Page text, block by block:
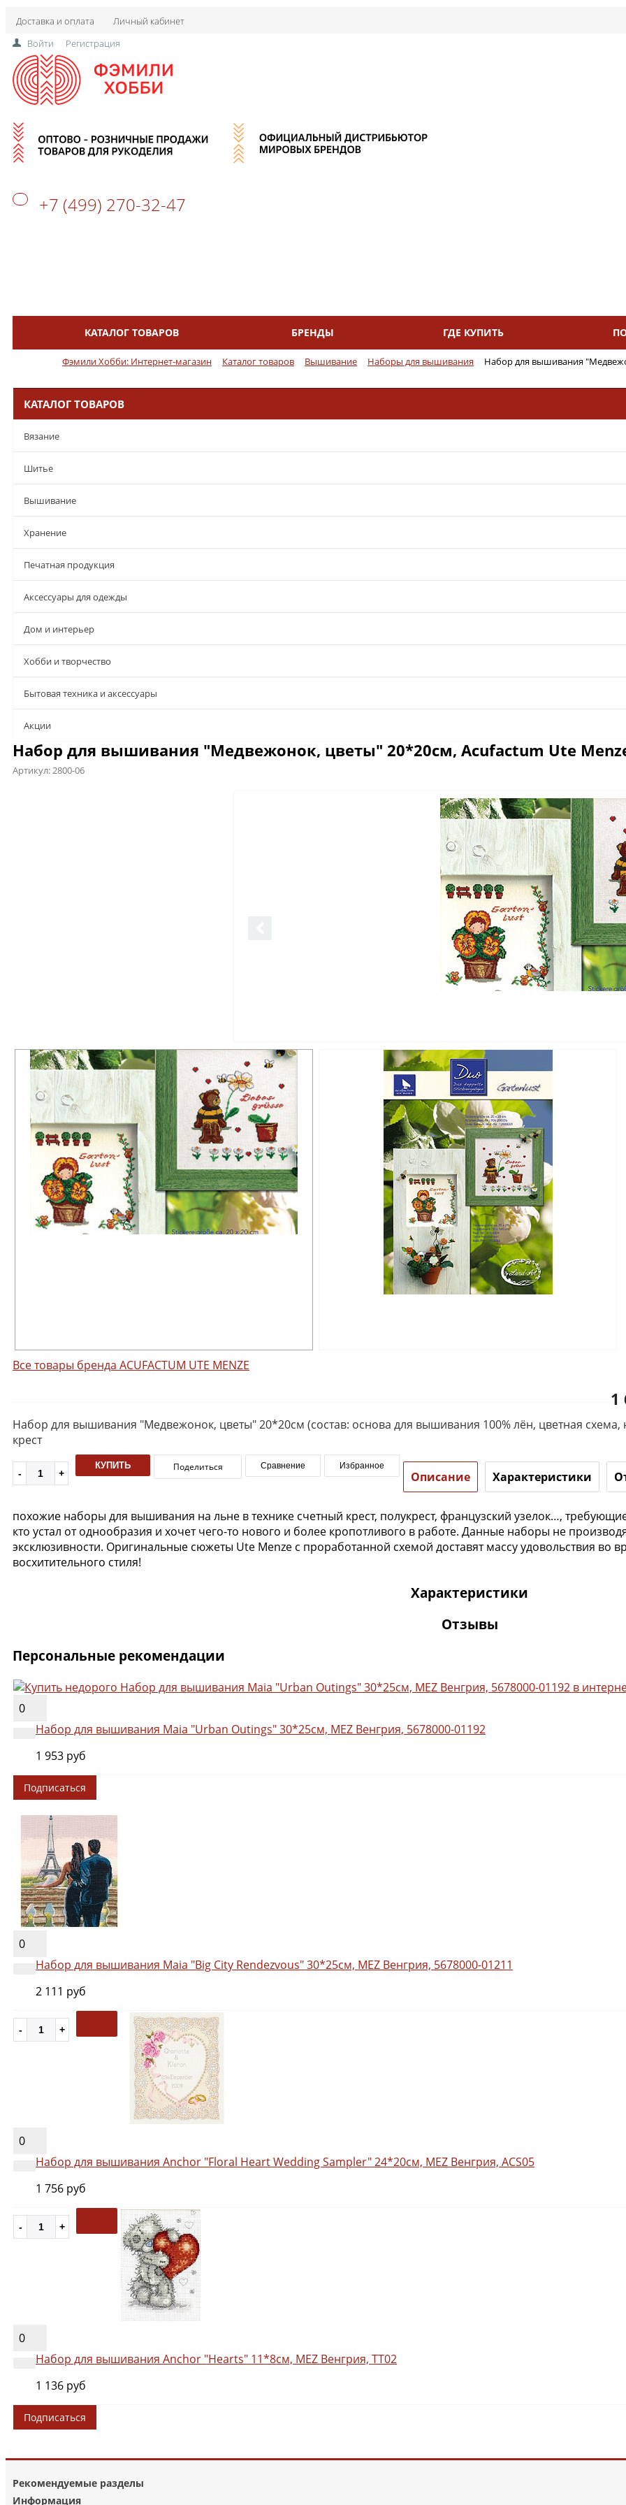
Доставка и оплата Личный кабинет
Войти Регистрация
+7 (499) 270-32-47
КАТАЛОГ ТОВАРОВ БРЕНДЫ ГДЕ КУПИТЬ
Фэмили Хобби: Интернет-магазин Каталог товаров Вышивание Наборы для вышивания Набор для вышивания
КАТАЛОГ ТОВАРОВ
Вязание
Шитье
Вышивание
Хранение
Печатная продукция
Аксессуары для одежды
Дом и интерьер
Хобби и творчество
Бытовая техника и аксессуары
Aкции
Набор для вышивания "Медвежонок, цветы" 20*20см, Acufactum Ute
Артикул:2800-06
Все товары бренда ACUFACTUM UTE MENZE
1
Набор для вышивания "Медвежонок, цветы" 20*20см (состав: основа для вышивания 100% лён, цветная схема,
крест
КУПИТЬ Поделиться Сравнение Избранное
Описание Характеристики
похожие наборы для вышивания на льне в технике счетный крест, полукрест, французский узелок…,
кто устал от однообразия и хочет чего-то нового и более кропотливого в работе. Данные наборы не
эксклюзивности. Оригинальные сюжеты Ute Menze с проработанной схемой доставят массу удовольствия во
восхитительного стиля!
Характеристики
Отзывы
Персональные рекомендации
0
Набор для вышивания Maia "Urban Outings" 30*25см, MEZ Венгрия, 5678000-01192
1 953 руб
Подписаться
0
Набор для вышивания Maia "Big City Rendezvous" 30*25см, MEZ Венгрия, 5678000-01211
2 111 руб
0
Набор для вышивания Anchor "Floral Heart Wedding Sampler" 24*20см, MEZ Венгрия, ACS05
1 756 руб
0
Набор для вышивания Anchor "Hearts" 11*8см, MEZ Венгрия, TT02
1 136 руб
Подписаться
Рекомендуемые разделы
Информация